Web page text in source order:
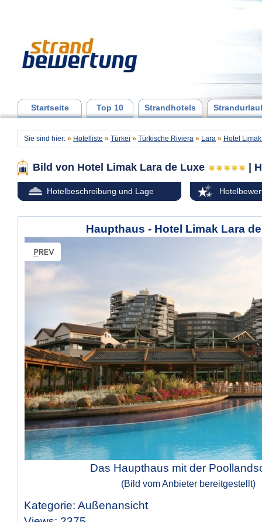
Startseite Top 10 Strandhotels
Sie sind hier: » Hotelliste » Türkei » Türkische Riviera » Lara » Hotel
Bild von Hotel Limak Lara de Luxe |
Hotelbeschreibung und Lage
Haupthaus - Hotel Limak Lara
Das Haupthaus mit der
(Bild vom Anbieter bereitgestellt)
Kategorie: Außenansicht